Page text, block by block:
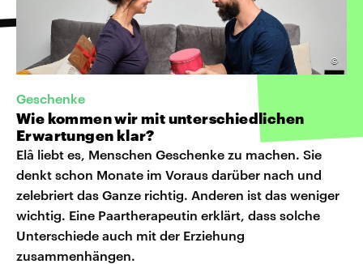
©
Geschenke
Wie kommen wir mit unterschiedlichen
Erwartungen klar?
Elâ liebt es, Menschen Geschenke zu machen. Sie
denkt schon Monate im Voraus darüber nach und
zelebriert das Ganze richtig. Anderen ist das weniger
wichtig. Eine Paartherapeutin erklärt, dass solche
Unterschiede auch mit der Erziehung
zusammenhängen.